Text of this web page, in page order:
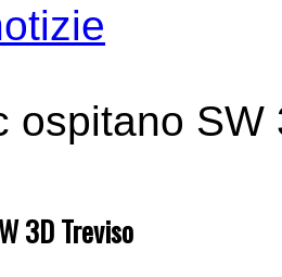
ospitano SW
3D Treviso